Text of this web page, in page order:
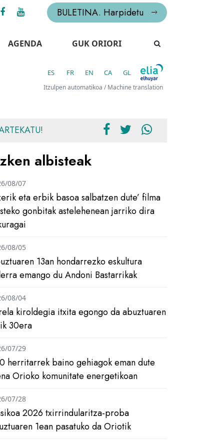
BULETINA. Harpidetu
AGENDA GUK ORIORI
ES FR EN CA GL
Itzulpen automatikoa / Machine translation
albisteak
eta erbik basoa salbatzen dute’ filma
gonbitak astelehenean jarriko dira
08/07
13an hondarrezko eskultura
emango du Andoni Bastarrikak
08/05
kiroldegia itxita egongo da abuztuaren
30era
08/04
herritarrek baino gehiagok eman dute
Orioko komunitate energetikoan
07/29
2026 txirrindularitza-proba
1ean pasatuko da Oriotik
07/28